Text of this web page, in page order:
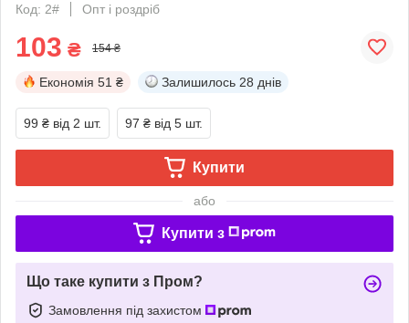
Код: 2#
Опт і роздріб
103 ₴ 154 ₴
Економія 51 ₴ Залишилось 28 днів
99 ₴ від 2 шт. 97 ₴ від 5 шт.
Купити
або
Купити з
Що таке купити з Пром?
Замовлення під захистом